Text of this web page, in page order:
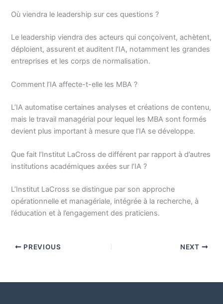
Où viendra le leadership sur ces questions ?
Le leadership viendra des acteurs qui conçoivent, achètent,
déploient, assurent et auditent l’IA, notamment les grandes
entreprises et les corps de normalisation.
Comment l’IA affecte-t-elle les MBA ?
L’IA automatise certaines analyses et créations de contenu,
mais le travail managérial pour lequel les MBA sont formés
devient plus important à mesure que l’IA se développe.
Que fait l’Institut LaCross de différent par rapport à d’autres
institutions académiques axées sur l’IA ?
L’Institut LaCross se distingue par son approche
opérationnelle et managériale, intégrée à la recherche, à
l’éducation et à l’engagement des praticiens.
PREVIOUS NEXT